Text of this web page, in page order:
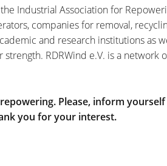
Industrial Association for
companies for removal,
and research institutions as
RDRWind e.V. is a network
Please, inform
you for your interest.